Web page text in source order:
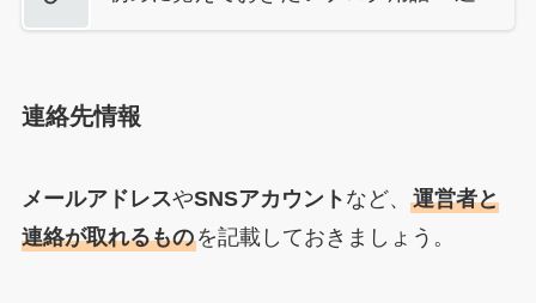
連絡先情報
メールアドレスやSNSアカウント など、 運営者と
連絡が取れるものを記載しておきましょう。